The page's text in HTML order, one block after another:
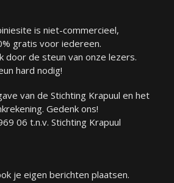
is niet-commercieel,
gratis voor iedereen.
door de steun van onze lezers.
hard nodig!
van de Stichting Krapuul en het
Gedenk ons!
06 t.n.v. Stichting Krapuul
je eigen berichten plaatsen.